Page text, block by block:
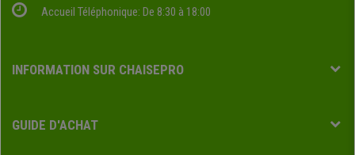
Accueil Téléphonique: De 8:30 à 18:00
INFORMATION SUR CHAISEPRO
GUIDE D'ACHAT